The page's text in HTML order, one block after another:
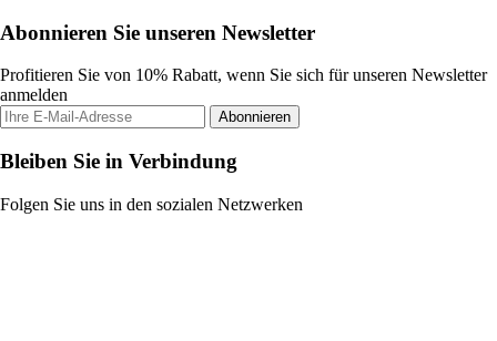
Abonnieren Sie unseren Newsletter
Profitieren Sie von 10% Rabatt, wenn Sie sich für unseren Newsletter
anmelden
Abonnieren
Bleiben Sie in Verbindung
Folgen Sie uns in den sozialen Netzwerken